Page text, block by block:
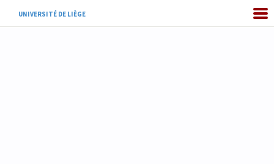
UNIVERSITÉ DE LIÈGE